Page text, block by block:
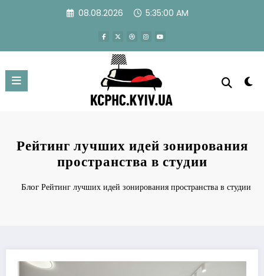
08.08.2026 5:35:01 AM
Рейтинг лучших идей зонирования
пространства в студии
Блог Рейтинг лучших идей зонирования пространства в студии